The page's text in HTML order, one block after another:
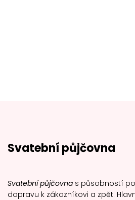
Svatební půjčovna
Svatební půjčovna s působností po
dopravu k zákazníkovi a zpět.